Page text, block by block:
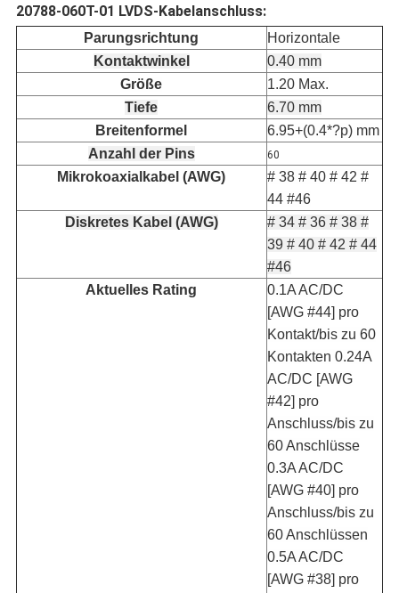
20788-060T-01 LVDS-Kabelanschluss:
Parungsrichtung
Horizontale
Kontaktwinkel
0.40 mm
Größe
1.20 Max.
Tiefe
6.70 mm
Breitenformel
6.95+(0.4*?p) mm
Anzahl der Pins
60
Mikrokoaxialkabel (AWG) # 38 # 40 # 42 #
44 #46
Diskretes Kabel (AWG)
# 34 # 36 # 38 #
39 # 40 # 42 # 44
#46
Aktuelles Rating
0.1A AC/DC
[AWG #44] pro
Kontakt/bis zu 60
Kontakten 0.24A
AC/DC [AWG
#42] pro
Anschluss/bis zu
60 Anschlüsse
0.3A AC/DC
[AWG #40] pro
Anschluss/bis zu
60 Anschlüssen
0.5A AC/DC
[AWG #38] pro